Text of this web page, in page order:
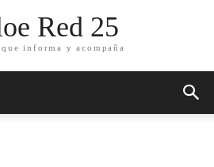
Red 25
informa y acompaña